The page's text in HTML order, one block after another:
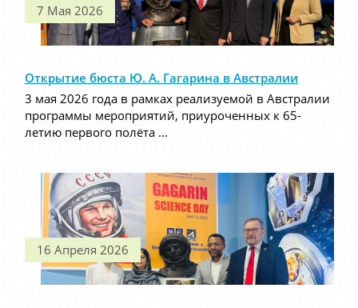
7 Мая 2026
Открытие бюста Ю. А. Гагарина в Австралии
3 мая 2026 года в рамках реализуемой в Австралии
программы мероприятий, приуроченных к 65-
летию первого полёта …
16 Апреля 2026